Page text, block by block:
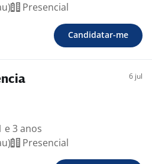
Presencial
Candidatar-me
6 jul
e 3 anos
Presencial